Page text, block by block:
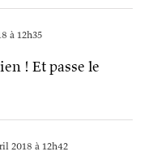
à 12h35
! Et passe le
2018 à 12h42